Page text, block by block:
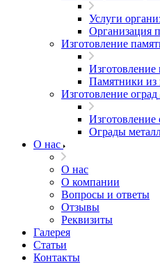
Услуги
Организация
Изготовление
Изготовление
Памятники из
Изготовление оград
Изготовление
Ограды
О нас
О нас
О компании
Вопросы и ответы
Отзывы
Реквизиты
Галерея
Статьи
Контакты